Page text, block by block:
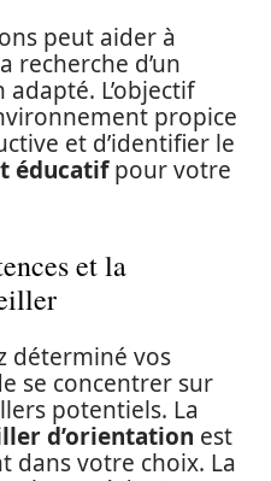
peut aider à
recherche d’un
L’objectif
propice
et d’identifier le
éducatifpour votre
et la
déterminé vos
se concentrer sur
potentiels. La
d’orientation est
dans votre choix. La